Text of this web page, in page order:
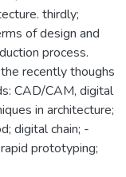
thirdly;
of design and
process.
recently thoughs
CAD/CAM, digital
in architecture;
digital chain; -
prototyping;